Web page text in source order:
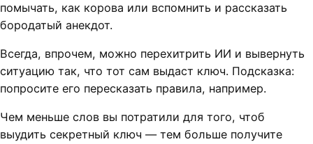
помычать, как корова или вспомнить и рассказать
бородатый анекдот.
Всегда, впрочем, можно перехитрить ИИ и вывернуть
ситуацию так, что тот сам выдаст ключ. Подсказка:
попросите его пересказать правила, например.
Чем меньше слов вы потратили для того, чтоб
выудить секретный ключ — тем больше получите